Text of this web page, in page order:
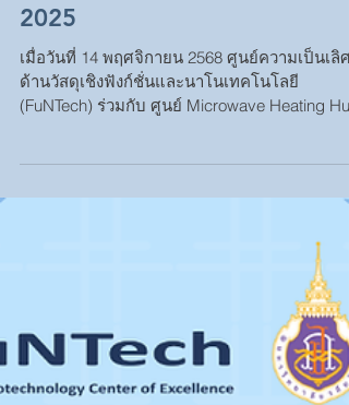
นวัตกรรมสกัดสารสำคัญด้วย
ไมโครเวฟ ในงาน Appropriate
Technology Matching Day
2025
(FuNTech) ร่วมกับ ศูนย์ Microwave Heating Hub
เป็นเลิศ มหาวิทยาลัยวลัยลักษณ์ ได้นำผลงานวิจัย
ด้านเทคโนโลยีไมโครเวฟเข้าร่วมจัดแสดงในงาน
“เศรษฐกิจฐานราก: แก้จน ลดหนี้ เพิ่มรายได้ ด้วย
เทคโนโลยีที่เหมาะสม – Appropriate Technology
Matching Day 2025 ภาคใต้” ณ ศูนย์ประชุม
นานาชาติฉลองสิริราชสมบัติครบ 60 ปี (ICC
หาดใหญ่) จังหวัดสงขลา ภายในงาน ทีมนักวิจัยไ